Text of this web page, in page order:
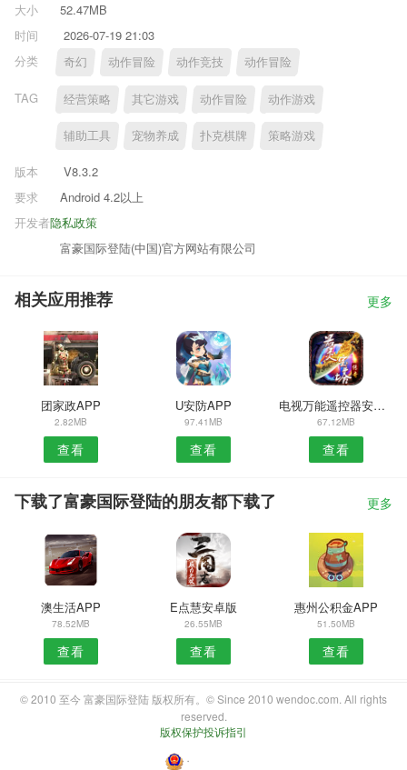
大小
52.47MB
时间
2026-07-19 21:03
分类
奇幻 动作冒险 动作竞技 动作冒险
TAG 经营策略 其它游戏 动作冒险 动作游戏
辅助工具 宠物养成 扑克棋牌 策略游戏
版本
V8.3.2
要求
Android 4.2以上
隐私政策
开发者
富豪国际登陆(中国)官方网站有限公司
相关应用推荐 更多
团家政APP
2.82MB
查看
U安防APP
97.41MB
查看
电视万能遥控器安卓版
67.12MB
查看
下载了富豪国际登陆的朋友都下载了 更多
澳生活APP
78.52MB
查看
E点慧安卓版
26.55MB
查看
惠州公积金APP
51.50MB
查看
© 2010 至今 富豪国际登陆 版权所有。© Since 2010 wendoc.com. All rights
reserved.
版权保护投诉指引
・